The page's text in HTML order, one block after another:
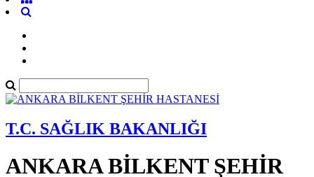
T.C. SAĞLIK BAKANLIĞI
ANKARA BİLKENT ŞEHİR